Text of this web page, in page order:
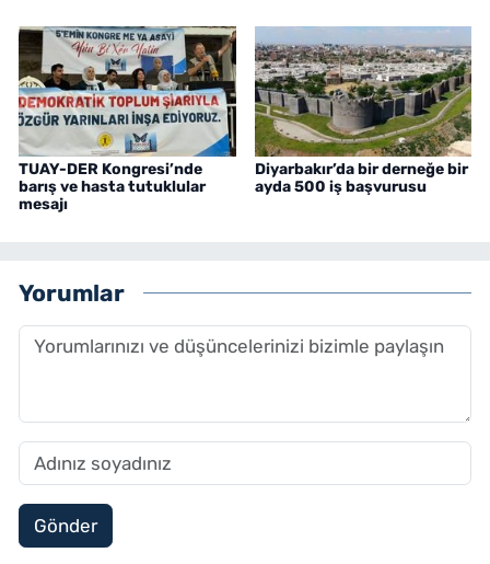
TUAY-DER Kongresi’nde
barış ve hasta tutuklular
mesajı
Diyarbakır’da bir derneğe bir
ayda 500 iş başvurusu
Yorumlar
Gönder